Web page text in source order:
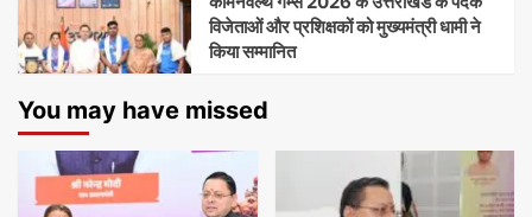
विजेताओं और प्रशिक्षकों को मुख्यमंत्री धामी ने
किया सम्मानित
You may have missed